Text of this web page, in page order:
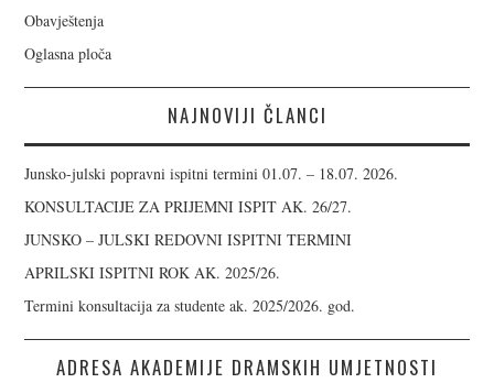
Obavještenja
Oglasna ploča
NAJNOVIJI ČLANCI
Junsko-julski popravni ispitni termini 01.07. – 18.07. 2026.
KONSULTACIJE ZA PRIJEMNI ISPIT AK. 26/27.
JUNSKO – JULSKI REDOVNI ISPITNI TERMINI
APRILSKI ISPITNI ROK AK. 2025/26.
Termini konsultacija za studente ak. 2025/2026. god.
ADRESA AKADEMIJE DRAMSKIH UMJETNOSTI